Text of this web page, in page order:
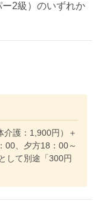
2級）のいずれか
介護：1,900円）＋
00、夕方18：00～
して別途「300円